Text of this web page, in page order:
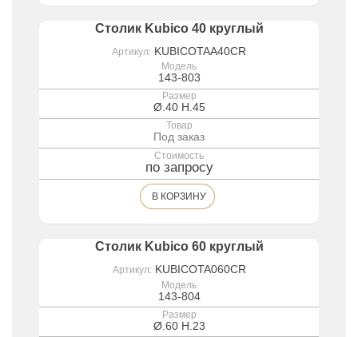
Столик Kubico 40 круглый
Артикул: KUBICOTAA40CR
Модель
143-803
Размер
Ø.40 H.45
Товар
Под заказ
Стоимость
по запросу
В КОРЗИНУ
Столик Kubico 60 круглый
Артикул: KUBICOTA060CR
Модель
143-804
Размер
Ø.60 H.23